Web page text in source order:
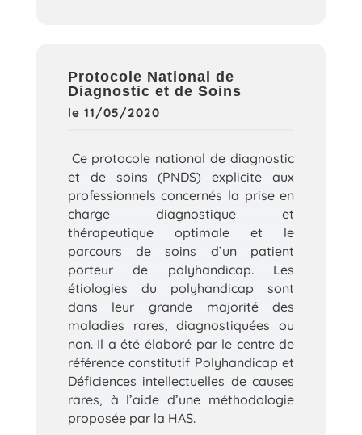
Protocole National de
Diagnostic et de Soins
le 11/05/2020
Ce protocole national de diagnostic
et de soins (PNDS) explicite aux
professionnels concernés la prise en
charge diagnostique et
thérapeutique optimale et le
parcours de soins d’un patient
porteur de polyhandicap. Les
étiologies du polyhandicap sont
dans leur grande majorité des
maladies rares, diagnostiquées ou
non. Il a été élaboré par le centre de
référence constitutif Polyhandicap et
Déficiences intellectuelles de causes
rares, à l’aide d’une méthodologie
proposée par la HAS.